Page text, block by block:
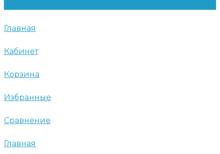
Главная
Кабинет
Корзина
Избранные
Сравнение
Главная